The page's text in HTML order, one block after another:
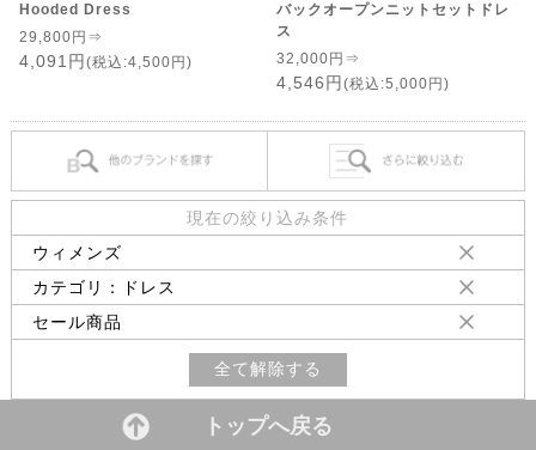
Hooded Dress
29,800円⇒
4,091円 (税込:4,500円)
バックオープンニットセットドレ
ス
32,000円⇒
4,546円 (税込:5,000円)
現在の絞り込み条件
ウィメンズ
カテゴリ：ドレス
セール商品
全て解除する
トップへ戻る